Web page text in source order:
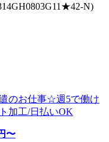
N)
のお仕事☆週5で働け
加工/日払いOK
〜